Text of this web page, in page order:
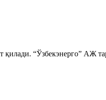
“Ўзбекэнерго” АЖ